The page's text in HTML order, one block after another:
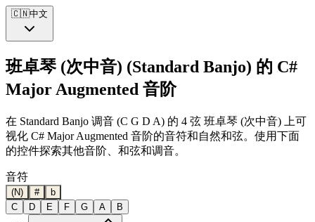
🇨🇳中文
班卓琴 (次中音) (Standard Banjo) 的 C#
Major Augmented 音阶
在 Standard Banjo 调音 (C G D A) 的 4 弦 班卓琴 (次中音) 上可
视化 C# Major Augmented 音阶的音符和自然和弦。使用下面
的控件探索其他音阶、和弦和调音。
音符
(N) #
b
C
D E F G A B